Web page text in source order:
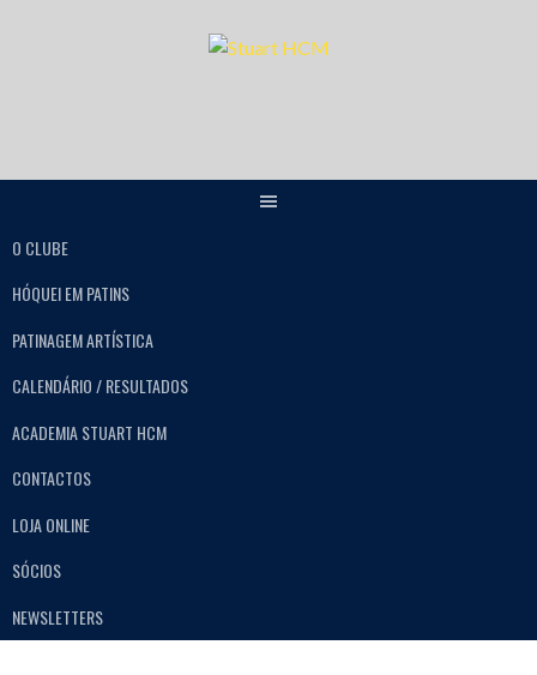
O CLUBE
HÓQUEI EM PATINS
PATINAGEM ARTÍSTICA
CALENDÁRIO / RESULTADOS
ACADEMIA STUART HCM
CONTACTOS
LOJA ONLINE
SÓCIOS
NEWSLETTERS